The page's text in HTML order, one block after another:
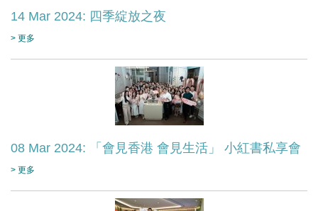
14 Mar 2024: 四季綻放之夜
> 更多
08 Mar 2024: 「會見香港 會見生活」 小紅書私享會
> 更多